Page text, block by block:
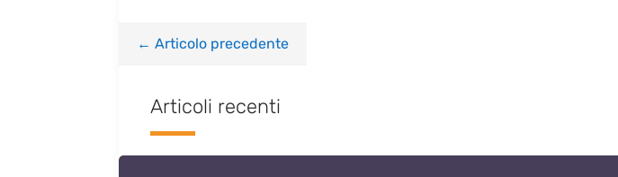
← Articolo precedente
Articoli recenti